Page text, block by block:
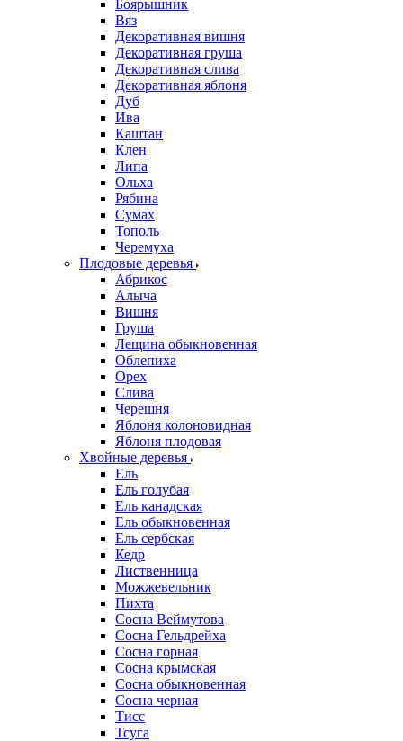
Боярышник
Вяз
Декоративная вишня
Декоративная груша
Декоративная слива
Декоративная яблоня
Дуб
Ива
Каштан
Клен
Липа
Ольха
Рябина
Сумах
Тополь
Черемуха
Плодовые деревья
Абрикос
Алыча
Вишня
Груша
Лещина обыкновенная
Облепиха
Орех
Слива
Черешня
Яблоня колоновидная
Яблоня плодовая
Хвойные деревья
Ель
Ель голубая
Ель канадская
Ель обыкновенная
Ель сербская
Кедр
Лиственница
Можжевельник
Пихта
Сосна Веймутова
Сосна Гельдрейха
Сосна горная
Сосна крымская
Сосна обыкновенная
Сосна черная
Тисс
Тсуга